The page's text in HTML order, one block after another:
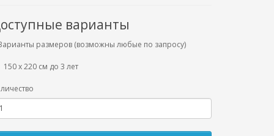
варианты
размеров (возможны любые по запросу)
150 х 220 см до 3 лет